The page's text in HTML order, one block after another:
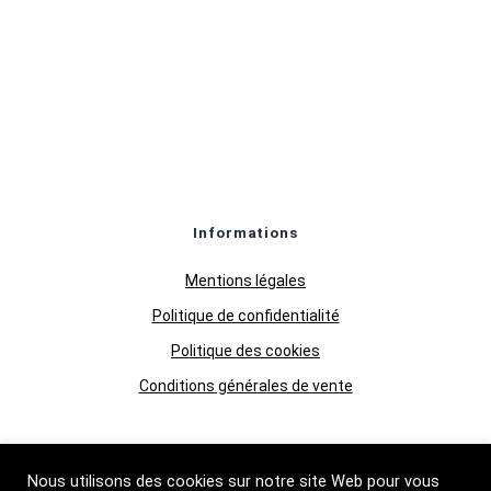
Informations
Mentions légales
Politique de confidentialité
Politique des cookies
Conditions générales de vente
Qui Sommes-nous
Nous utilisons des cookies sur notre site Web pour vous